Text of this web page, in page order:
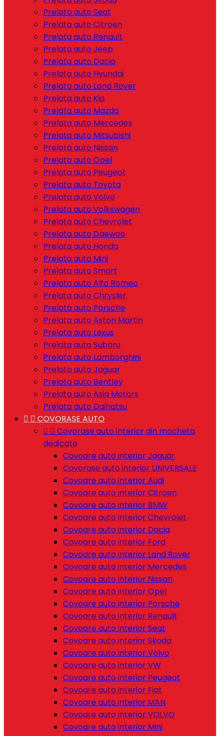
Prelata auto Seat
Prelata auto Citroen
Prelata auto Renault
Prelata auto Jeep
Prelata auto Dacia
Prelata auto Hyundai
Prelata auto Land Rover
Prelata auto Kia
Prelata auto Mazda
Prelata auto Mercedes
Prelata auto Mitsubishi
Prelata auto Nissan
Prelata auto Opel
Prelata auto Peugeot
Prelata auto Toyota
Prelata auto Volvo
Prelata auto Volkswagen
Prelata auto Chevrolet
Prelata auto Daewoo
Prelata auto Honda
Prelata auto Mini
Prelata auto Smart
Prelata auto Alfa Romeo
Prelata auto Chrysler
Prelata auto Porsche
Prelata auto Aston Martin
Prelata auto Lexus
Prelata auto Subaru
Prelata auto Lamborghini
Prelata auto Jaguar
Prelata auto Bentley
Prelata auto Asia Motors
Prelata auto Daihatsu
  COVORASE AUTO
  Covorase auto interior din mocheta
dedicate
Covoare auto interior Jaguar
Covorase auto interior UNIVERSALE
Covoare auto interior Audi
Covoare auto interior Citroen
Covoare auto interior BMW
Covoare auto interior Chevrolet
Covoare auto interior Dacia
Covoare auto interior Ford
Covoare auto interior Land Rover
Covoare auto interior Mercedes
Covoare auto interior Nissan
Covoare auto interior Opel
Covoare auto interior Porsche
Covoare auto interior Renault
Covoare auto interior Seat
Covoare auto interior Skoda
Covoare auto interior Volvo
Covoare auto interior VW
Covoare auto interior Peugeot
Covoare auto interior Fiat
Covoare auto interior MAN
Covoare auto interior VOLVO
Covoare auto interior Mini